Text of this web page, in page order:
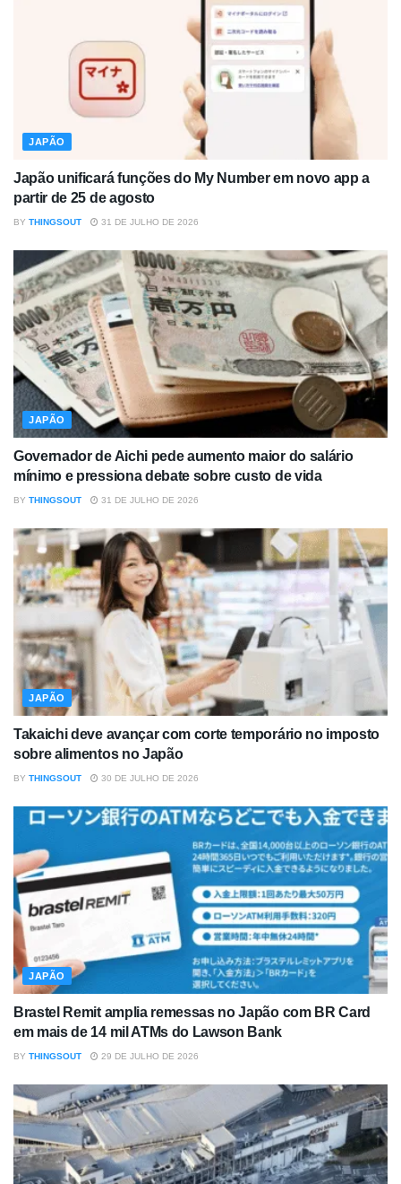
JAPÃO
Japão unificará funções do My Number em novo app a
partir de 25 de agosto
BY THINGSOUT 31 DE JULHO DE 2026
JAPÃO
Governador de Aichi pede aumento maior do salário
mínimo e pressiona debate sobre custo de vida
BY THINGSOUT 31 DE JULHO DE 2026
JAPÃO
Takaichi deve avançar com corte temporário no imposto
sobre alimentos no Japão
BY THINGSOUT 30 DE JULHO DE 2026
JAPÃO
Brastel Remit amplia remessas no Japão com BR Card
em mais de 14 mil ATMs do Lawson Bank
BY THINGSOUT 29 DE JULHO DE 2026